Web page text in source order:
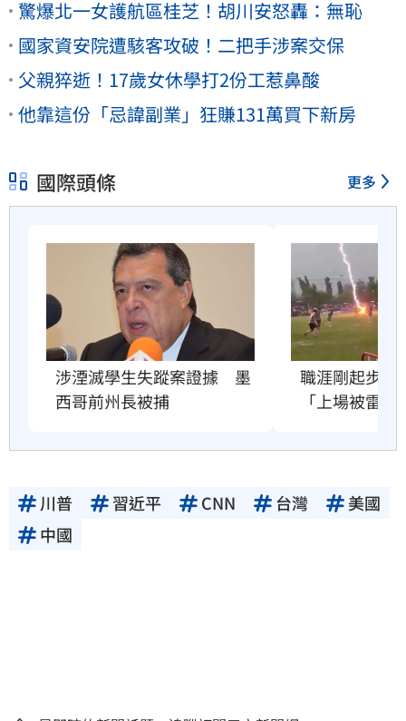
驚爆北一女護航區桂芝！胡川安怒轟：無恥
國家資安院遭駭客攻破！二把手涉案交保
父親猝逝！17歲女休學打2份工惹鼻酸
他靠這份「忌諱副業」狂賺131萬買下新房
國際頭條 更多
涉湮滅學生失蹤案證據　墨
西哥前州長被捕
職涯剛起步　
「上場被雷劈
川普 習近平 CNN 台灣
美國
中國